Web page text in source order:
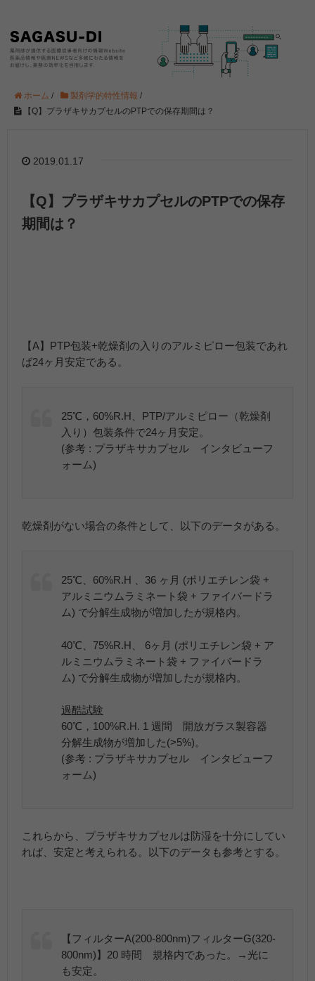
ホーム / 製剤学的特性情報 /
【Q】プラザキサカプセルのPTPでの保存期間は？
2019.01.17
【Q】プラザキサカプセルのPTPでの保存
期間は？
【A】PTP包装+乾燥剤の入りのアルミピロー包装であれ
ば24ヶ月安定である。
25℃，60%R.H、PTP/アルミピロー（乾燥剤
入り）包装条件で24ヶ月安定。
(参考 : プラザキサカプセル インタビューフ
ォーム)
乾燥剤がない場合の条件として、以下のデータがある。
25℃、60%R.H 、36 ヶ月 (ポリエチレン袋 +
アルミニウムラミネート袋 + ファイバードラ
ム) で分解生成物が増加したが規格内。
40℃、75%R.H、 6ヶ月 (ポリエチレン袋 + ア
ルミニウムラミネート袋 + ファイバードラ
ム) で分解生成物が増加したが規格内。
過酷試験
60℃，100%R.H. 1 週間 開放ガラス製容器
分解生成物が増加した(>5%)。
(参考 : プラザキサカプセル インタビューフ
ォーム)
これらから、プラザキサカプセルは防湿を十分にしてい
れば、安定と考えられる。以下のデータも参考とする。
【フィルターA(200-800nm)フィルターG(320-
800nm)】20 時間 規格内であった。→光に
も安定。